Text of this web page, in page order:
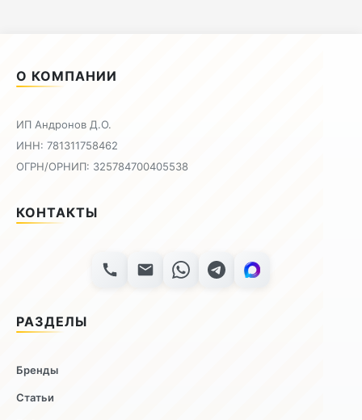
О КОМПАНИИ
ИП Андронов Д.О.
ИНН: 781311758462
ОГРН/ОРНИП: 325784700405538
КОНТАКТЫ
РАЗДЕЛЫ
Бренды
Статьи